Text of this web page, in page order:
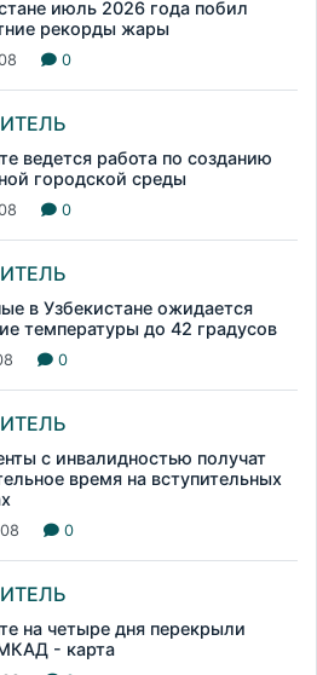
июль 2026 года побил
рекорды жары
0
ведется работа по созданию
городской среды
0
в Узбекистане ожидается
температуры до 42 градусов
0
с инвалидностью получат
время на вступительных
0
на четыре дня перекрыли
- карта